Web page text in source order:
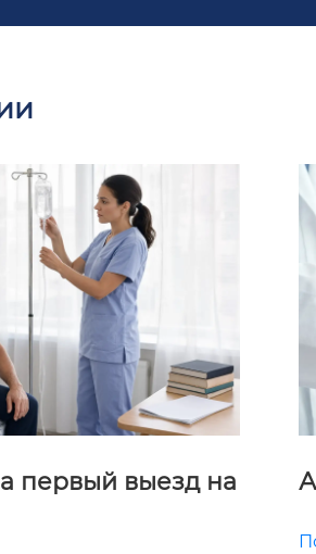
первый выезд на